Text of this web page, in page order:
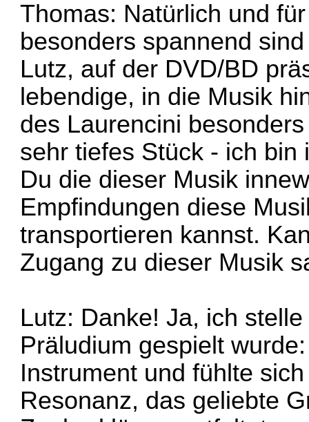
Thomas: Natürlich und
besonders spannend
Lutz, auf der DVD/BD
lebendige, in die Musik
des Laurencini
sehr tiefes Stück - ich
Du die dieser Musik
Empfindungen diese
transportieren kannst.
Zugang zu dieser Musik
Lutz: Danke! Ja, ich
Präludium gespielt
Instrument und fühlte
Resonanz, das geliebte